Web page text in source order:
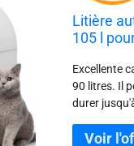
Litière
105 l
Excellente
90 litres. Il
durer
litière.